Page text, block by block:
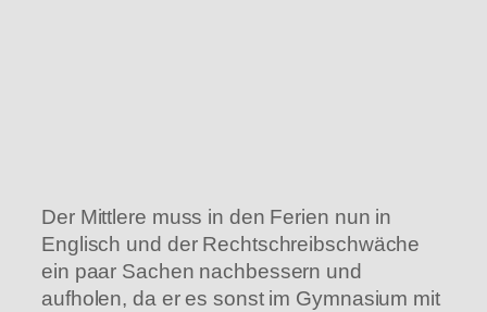
Der Mittlere muss in den Ferien nun in
Englisch und der Rechtschreibschwäche
ein paar Sachen nachbessern und
aufholen, da er es sonst im Gymnasium mit